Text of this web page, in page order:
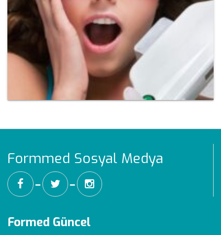
Formmed Sosyal Medya
━ ━
Formed Güncel